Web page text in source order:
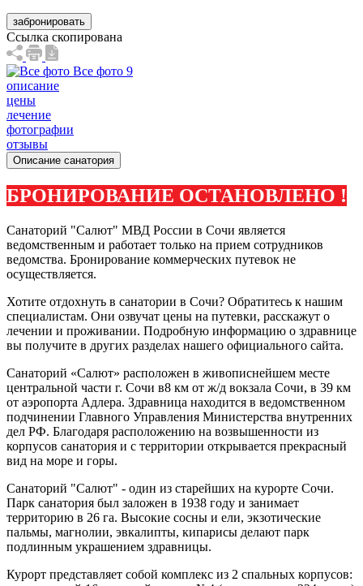
забронировать
Ссылка скопирована
Все фото 9
описание
цены
лечение
фотографии
отзывы
Описание санатория
БРОНИРОВАНИЕ ОСТАНОВЛЕНО !
Санаторий "Салют" МВД России в Сочи является
ведомственным и работает только на прием сотрудников
ведомства. Бронирование коммерческих путевок не
осуществляется.
Хотите отдохнуть в санатории в Сочи? Обратитесь к нашим
специалистам. Они озвучат цены на путевки, расскажут о
лечении и проживании. Подробную информацию о здравнице
вы получите в других разделах нашего официального сайта.
Санаторий «Салют» расположен в живописнейшем месте
центральной части г. Сочи в8 км от ж/д вокзала Сочи, в 39 км
от аэропорта Адлера. Здравница находится в ведомственном
подчинении Главного Управления Министерства внутренних
дел РФ. Благодаря расположению на возвышенности из
корпусов санатория и с территории открывается прекрасный
вид на море и горы.
Санаторий "Салют" - один из старейших на курорте Сочи.
Парк санатория был заложен в 1938 году и занимает
территорию в 26 га. Высокие сосны и ели, экзотические
пальмы, магнолии, эвкалипты, кипарисы делают парк
подлинным украшением здравницы.
Курорт представляет собой комплекс из 2 спальных корпусов: